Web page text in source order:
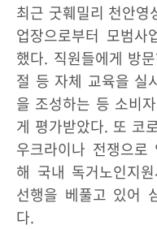
최근 굿훼밀리 천안영
업장으로부터 모범사
했다. 직원들에게 방
절 등 자체 교육을 실
을 조성하는 등 소비
게 평가받았다. 또 코
우크라이나 전쟁으로
해 국내 독거노인지
선행을 베풀고 있어
다.